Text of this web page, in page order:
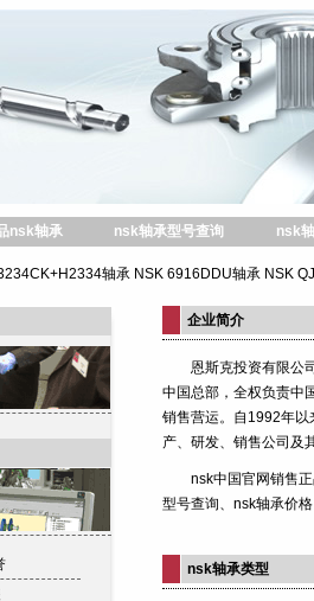
nsk轴承 nsk轴承型号查询 nsk
轴承 NSK 6916DDU轴承 NSK
企业简介
恩斯克投资有限公
中国总部，全权负责中
销售营运。自1992年
产、研发、销售公司及
nsk中国官网销售
型号查询、nsk轴承价格
nsk轴承类型